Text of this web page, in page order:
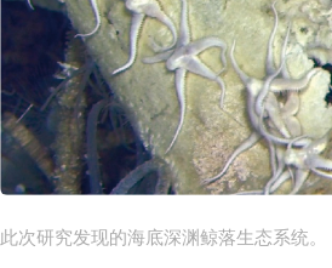
此次研究发现的海底深渊鲸落生态系统